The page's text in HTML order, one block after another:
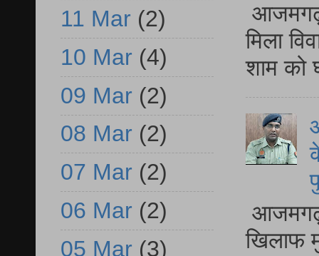
आजमगढ़
मिला
शाम को
आजमगढ़
खिलाफ
11 Mar (2)
10 Mar (4)
09 Mar (2)
08 Mar (2)
07 Mar (2)
06 Mar (2)
05 Mar (3)